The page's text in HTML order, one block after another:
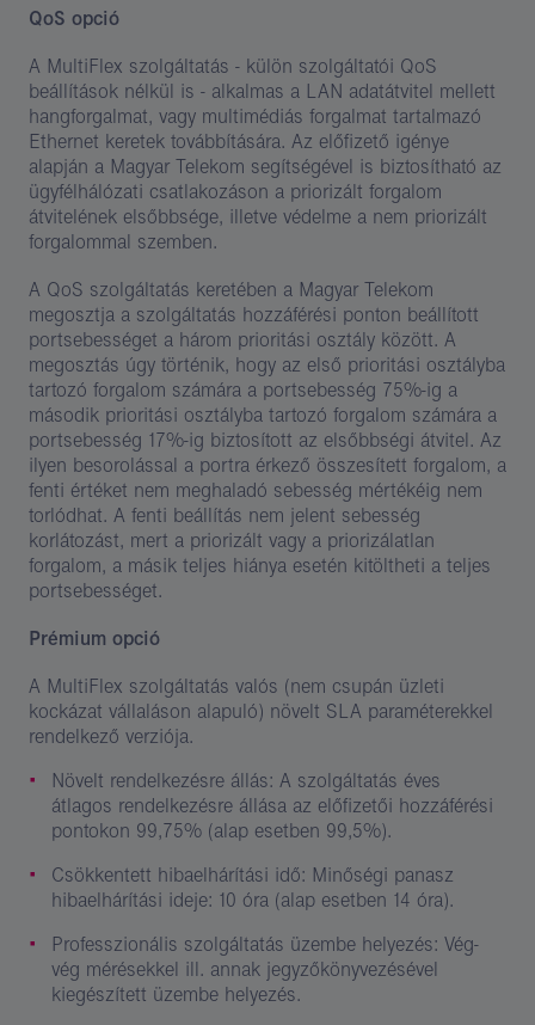
QoS opció
A MultiFlex szolgáltatás - külön szolgáltatói QoS
beállítások nélkül is - alkalmas a LAN adatátvitel mellett
hangforgalmat, vagy multimédiás forgalmat tartalmazó
Ethernet keretek továbbítására. Az előfizető igénye
alapján a Magyar Telekom segítségével is biztosítható az
ügyfélhálózati csatlakozáson a priorizált forgalom
átvitelének elsőbbsége, illetve védelme a nem priorizált
forgalommal szemben.
A QoS szolgáltatás keretében a Magyar Telekom
megosztja a szolgáltatás hozzáférési ponton beállított
portsebességet a három prioritási osztály között. A
megosztás úgy történik, hogy az első prioritási osztályba
tartozó forgalom számára a portsebesség 75%-ig a
második prioritási osztályba tartozó forgalom számára a
portsebesség 17%-ig biztosított az elsőbbségi átvitel. Az
ilyen besorolással a portra érkező összesített forgalom, a
fenti értéket nem meghaladó sebesség mértékéig nem
torlódhat. A fenti beállítás nem jelent sebesség
korlátozást, mert a priorizált vagy a priorizálatlan
forgalom, a másik teljes hiánya esetén kitöltheti a teljes
portsebességet.
Prémium opció
A MultiFlex szolgáltatás valós (nem csupán üzleti
kockázat vállaláson alapuló) növelt SLA paraméterekkel
rendelkező verziója.
Növelt rendelkezésre állás: A szolgáltatás éves
átlagos rendelkezésre állása az előfizetői hozzáférési
pontokon 99,75% (alap esetben 99,5%).
Csökkentett hibaelhárítási idő: Minőségi panasz
hibaelhárítási ideje: 10 óra (alap esetben 14 óra).
Professzionális szolgáltatás üzembe helyezés: Vég-
vég mérésekkel ill. annak jegyzőkönyvezésével
kiegészített üzembe helyezés.